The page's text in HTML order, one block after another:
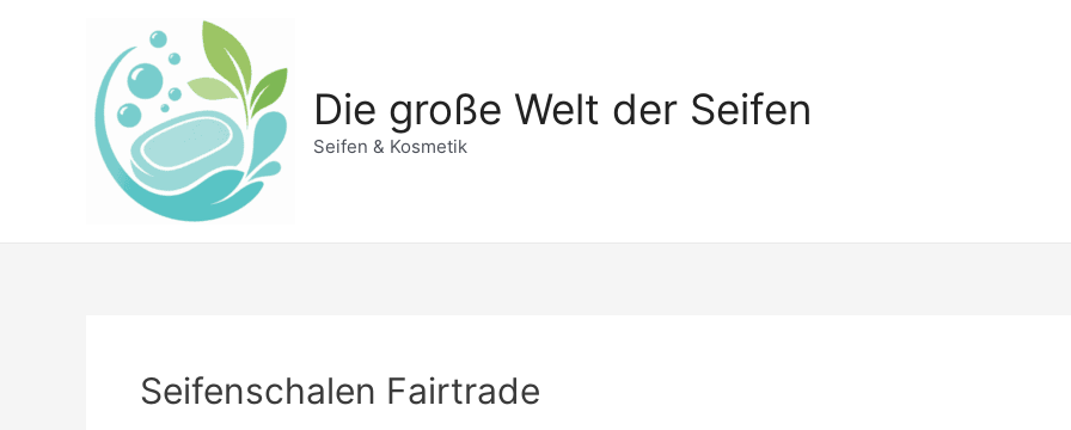
Die große Welt der Seifen
Seifen & Kosmetik
Seifenschalen Fairtrade